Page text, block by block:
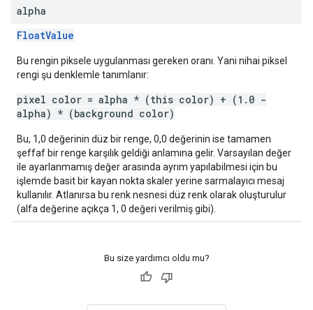
alpha
FloatValue
Bu rengin piksele uygulanması gereken oranı. Yani nihai piksel
rengi şu denklemle tanımlanır:
pixel color = alpha * (this color) + (1.0 -
alpha) * (background color)
Bu, 1,0 değerinin düz bir renge, 0,0 değerinin ise tamamen
şeffaf bir renge karşılık geldiği anlamına gelir. Varsayılan değer
ile ayarlanmamış değer arasında ayrım yapılabilmesi için bu
işlemde basit bir kayan nokta skaler yerine sarmalayıcı mesaj
kullanılır. Atlanırsa bu renk nesnesi düz renk olarak oluşturulur
(alfa değerine açıkça 1, 0 değeri verilmiş gibi).
Bu size yardımcı oldu mu?